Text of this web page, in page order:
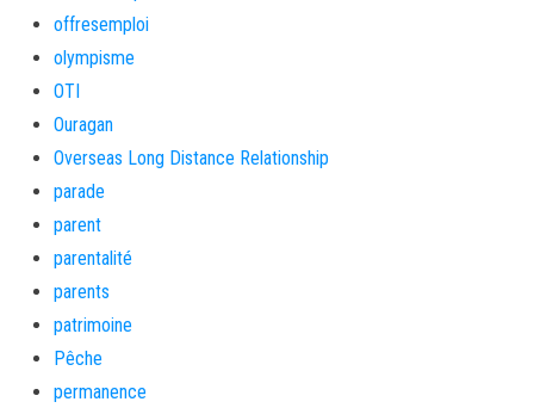
offresemploi
olympisme
OTI
Ouragan
Overseas Long Distance Relationship
parade
parent
parentalité
parents
patrimoine
Pêche
permanence